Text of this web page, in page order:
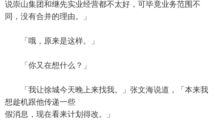
说崇山集团和继先实业经营都不太好，可毕竟业务范围不
同，没有合并的理由。」
「哦，原来是这样。」
「你又在想什么？」
「我让徐城今天晚上来找我。」张文海说道，「本来我
想趁机跟他传递一些
假消息，现在看来计划得改。」